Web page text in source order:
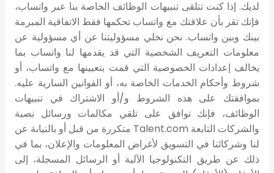
لديك. إذا كنت تتلقى تنبيهات الوظائف الخاصة بنا عبر واتساب،
فإنك تقر بأن علاقتك مع واتساب تحكمها فقط الاتفاقية المبرمة
بينك وبين واتساب. نحن نخلي مسؤوليتنا عن أي مسؤولية عن
معلومات التعريف الشخصية التي قد يقدمها لنا واتساب بما
يخالف إعدادات الخصوصية التي قمت بتعيينها مع واتساب، أو
شروط وأحكام الخدمات الخاصة به، أو القوانين السارية عليه.
بموافقتك على هذه الشروط و/أو الاشتراك في تنبيهات
الوظائف، فإنك توافق على تلقي مكالمات ورسائل نصية
متكررة من قبل أو بالنيابة عن Talent.com والشركات التابعة
لنا وشركائنا في التسويق لأغراض المعلومات والإعلان، بما في
ذلك عن طريق التكنولوجيا الآلية أو الرسائل المسجلة، إلى